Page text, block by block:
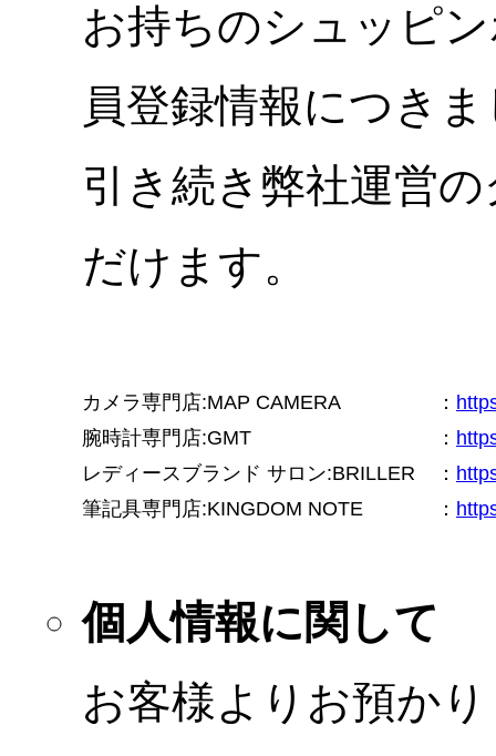
お持ちのシュッピ
員登録情報につき
引き続き弊社運営
だけます。
カメラ専門店:MAP CAMERA ：
腕時計専門店:GMT
：
レディースブランド サロン:BRILLER
：
筆記具専門店:KINGDOM NOTE
：
個人情報に関して
お客様よりお預か